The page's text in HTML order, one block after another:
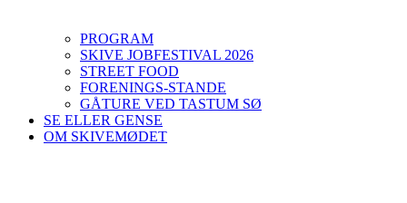
PROGRAM
SKIVE JOBFESTIVAL 2026
STREET FOOD
FORENINGS-STANDE
GÅTURE VED TASTUM SØ
SE ELLER GENSE
OM SKIVEMØDET